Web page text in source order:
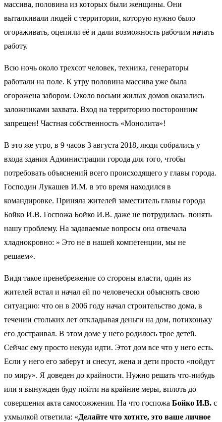
массива, половина из которых были женщины. Они
выталкивали людей с территории, которую нужно было
огораживать, оцепили её и дали возможность рабочим начать
работу.
Всю ночь около трехсот человек, техника, генераторы
работали на поле. К утру половина массива уже была
огорожена забором. Около восьми жилых домов оказались
заложниками захвата. Вход на территорию посторонним
запрещен! Частная собственность «Монолита»!
В это же утро, в 9 часов 3 августа 2018, люди собрались у
входа здания Администрации города для того, чтобы
потребовать объяснений всего происходящего у главы города.
Господин Лукашев И.М. в это время находился в
командировке. Приняла жителей заместитель главы города
Бойко И.В. Госпожа Бойко И.В. даже не потрудилась понять
нашу проблему. На задаваемые вопросы она отвечала
хладнокровно: » Это не в нашей компетенции, мы не
решаем».
Видя такое пренебрежение со стороны власти, один из
жителей встал и начал ей по человечески объяснять свою
ситуацию: что он в 2006 году начал строительство дома, в
течении стольких лет откладывая деньги на дом, потихоньку
его достраивал. В этом доме у него родилось трое детей.
Сейчас ему просто некуда идти. Этот дом все что у него есть.
Если у него его заберут и снесут, жена и дети просто «пойдут
по миру». Я доведен до крайности. Нужно решать что-нибудь
или я вынужден буду пойти на крайние меры, вплоть до
совершения акта самосожжения. На что госпожа Бойко И.В. с
ухмылкой ответила: «Делайте что хотите, это ваше личное